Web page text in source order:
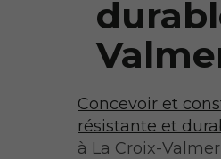
Concevoir et
résistante et
à La Croix-